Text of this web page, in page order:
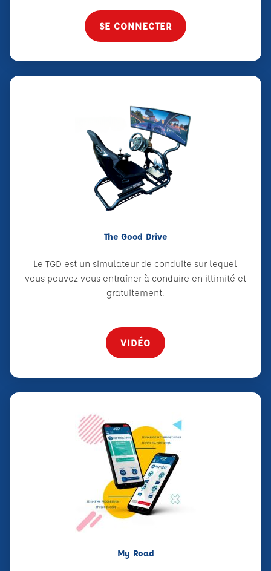
SE CONNECTER
The Good Drive
Le TGD est un simulateur de conduite sur lequel
vous pouvez vous entraîner à conduire en illimité et
gratuitement.
VIDÉO
My Road